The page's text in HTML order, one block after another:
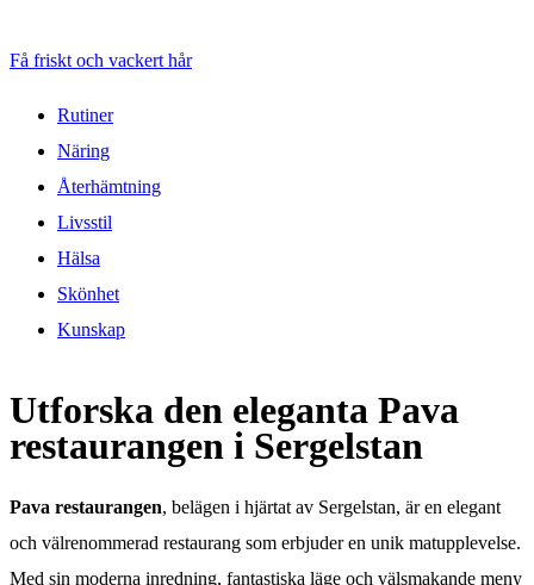
Få friskt och vackert hår
Rutiner
Näring
Återhämtning
Livsstil
Hälsa
Skönhet
Kunskap
Utforska den eleganta Pava
restaurangen i Sergelstan
Pava restaurangen, belägen i hjärtat av Sergelstan, är en elegant
och välrenommerad restaurang som erbjuder en unik matupplevelse.
Med sin moderna inredning, fantastiska läge och välsmakande meny